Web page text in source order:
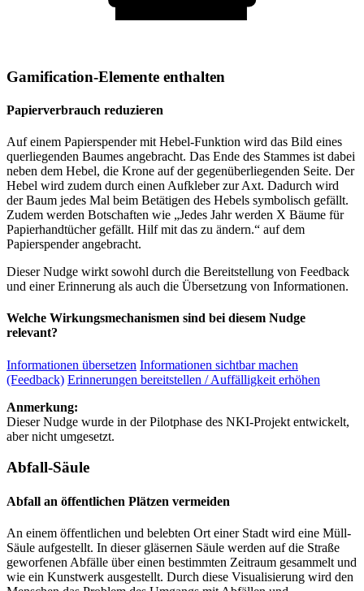
Gamification-Elemente enthalten
Papierverbrauch reduzieren
Auf einem Papierspender mit Hebel-Funktion wird das Bild eines
querliegenden Baumes angebracht. Das Ende des Stammes ist dabei
neben dem Hebel, die Krone auf der gegenüberliegenden Seite. Der
Hebel wird zudem durch einen Aufkleber zur Axt. Dadurch wird
der Baum jedes Mal beim Betätigen des Hebels symbolisch gefällt.
Zudem werden Botschaften wie „Jedes Jahr werden X Bäume für
Papierhandtücher gefällt. Hilf mit das zu ändern.“ auf dem
Papierspender angebracht.
Dieser Nudge wirkt sowohl durch die Bereitstellung von Feedback
und einer Erinnerung als auch die Übersetzung von Informationen.
Welche Wirkungsmechanismen sind bei diesem Nudge
relevant?
Informationen übersetzen Informationen sichtbar machen
(Feedback) Erinnerungen bereitstellen / Auffälligkeit erhöhen
Anmerkung:
Dieser Nudge wurde in der Pilotphase des NKI-Projekt entwickelt,
aber nicht umgesetzt.
Abfall-Säule
Abfall an öffentlichen Plätzen vermeiden
An einem öffentlichen und belebten Ort einer Stadt wird eine Müll-
Säule aufgestellt. In dieser gläsernen Säule werden auf die Straße
geworfenen Abfälle über einen bestimmten Zeitraum gesammelt und
wie ein Kunstwerk ausgestellt. Durch diese Visualisierung wird den